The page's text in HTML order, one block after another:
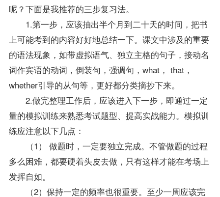
呢？下面是我推荐的三步复习法。
1.第一步，应该抽出半个月到二十天的时间，把书
上可能考到的内容好好地总结一下。课文中涉及的重要
的语法现象，如带虚拟语气、独立主格的句子，接动名
词作宾语的动词，倒装句，强调句，what， that，
whether引导的从句等，更好都分类摘抄下来。
2.做完整理工作后，应该进入下一步，即通过一定
量的模拟训练来熟悉考试题型、提高实战能力。模拟训
练应注意以下几点：
（1） 做题时，一定要独立完成。不管做题的过程
多么困难，都要硬着头皮去做，只有这样才能在考场上
发挥自如。
（2）保持一定的频率也很重要。至少一周应该完